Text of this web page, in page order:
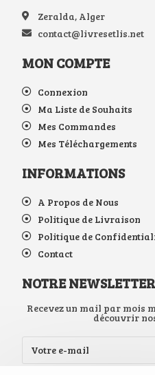
Zeralda, Alger
contact@livresetlis.net
MON COMPTE
Connexion
Ma Liste de Souhaits
Mes Commandes
Mes Téléchargements
INFORMATIONS
A Propos de Nous
Politique de Livraison
Politique de
Contact
NOTRE NEWSLETTER
Recevez un mail par mois
découvrir